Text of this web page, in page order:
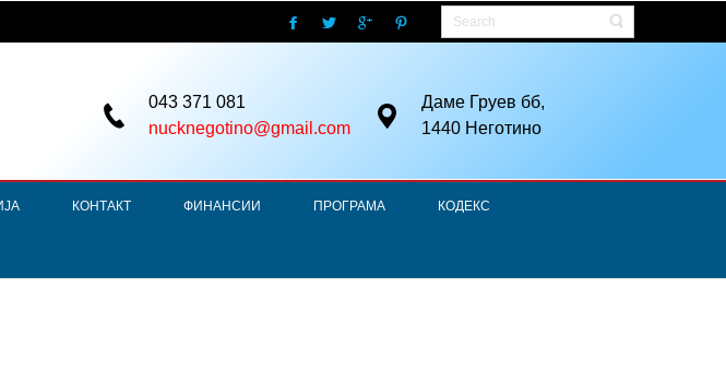
Даме Груев бб,
1440 Неготино
043 371 081
nucknegotino@gmail.com
КОНТАКТ ФИНАНСИИ ПРОГРАМА КОДЕКС